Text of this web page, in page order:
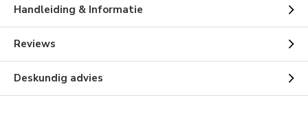
Handleiding & Informatie
Reviews
Deskundig advies